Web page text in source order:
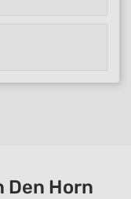
Den Horn